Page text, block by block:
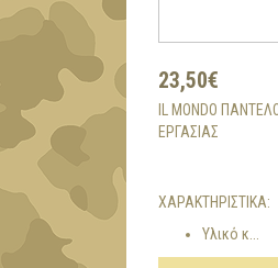
23,50€
IL MONDO
ΕΡΓΑΣΊΑΣ
ΧΑΡΑΚΤΗΡΙΣΤΙΚΑ:
Υλικό κ...